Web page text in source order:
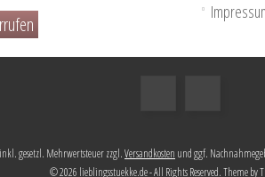
gesetzl. Mehrwertsteuer zzgl.Versandkosten und ggf.
© 2026 lieblingsstuekke.de - All Rights Reserved. Theme by